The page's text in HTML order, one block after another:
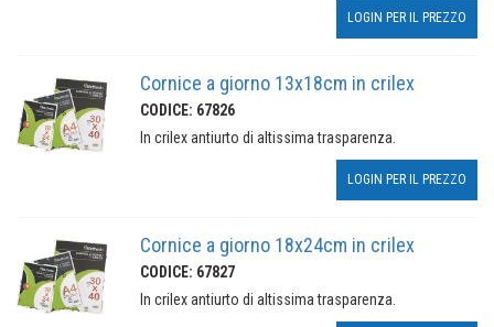
LOGIN PER IL PREZZO
Cornice a giorno 13x18cm in crilex
CODICE: 67826
In crilex antiurto di altissima trasparenza.
LOGIN PER IL PREZZO
Cornice a giorno 18x24cm in crilex
CODICE: 67827
In crilex antiurto di altissima trasparenza.